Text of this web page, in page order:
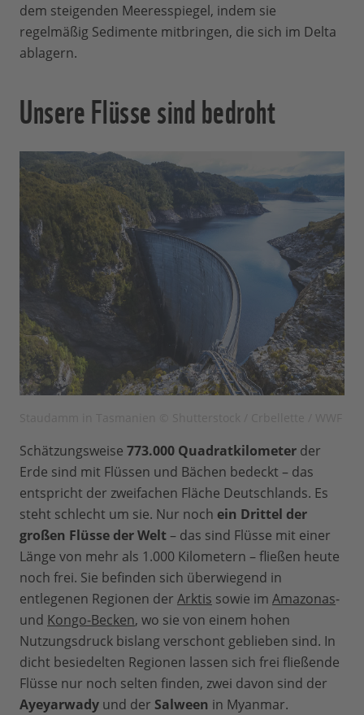
dem steigenden Meeresspiegel, indem sie
regelmäßig Sedimente mitbringen, die sich im Delta
ablagern.
Unsere Flüsse sind bedroht
Schätzungsweise 773.000 Quadratkilometer der
Erde sind mit Flüssen und Bächen bedeckt – das
entspricht der zweifachen Fläche Deutschlands. Es
steht schlecht um sie. Nur noch ein Drittel der
großen Flüsse der Welt– das sind Flüsse mit einer
Länge von mehr als 1.000 Kilometern – fließen heute
noch frei. Sie befinden sich überwiegend in
entlegenen Regionen der Arktis sowie im Amazonas-
und Kongo-Becken, wo sie von einem hohen
Nutzungsdruck bislang verschont geblieben sind. In
dicht besiedelten Regionen lassen sich frei fließende
Flüsse nur noch selten finden, zwei davon sind der
Ayeyarwady und der Salween in Myanmar.